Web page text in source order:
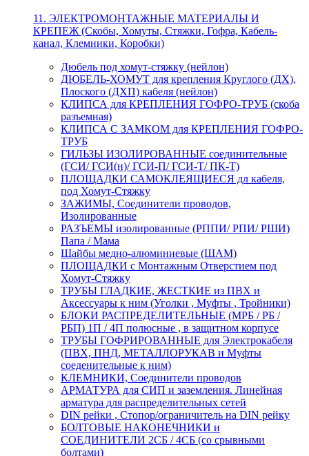
11. ЭЛЕКТРОМОНТАЖНЫЕ МАТЕРИАЛЫ И
КРЕПЕЖ (Скобы, Хомуты, Стяжки, Гофра, Кабель-
канал, Клемники, Коробки)
Дюбель под хомут-стяжку (нейлон)
ДЮБЕЛЬ-ХОМУТ для крепления Круглого (ДХ),
Плоского (ДХП) кабеля (нейлон)
КЛИПСА для КРЕПЛЕНИЯ ГОФРО-ТРУБ (скоба
разъемная)
КЛИПСА С ЗАМКОМ для КРЕПЛЕНИЯ ГОФРО-
ТРУБ
ГИЛЬЗЫ ИЗОЛИРОВАННЫЕ соединительные
(ГСИ/ ГСИ(н)/ ГСИ-П/ ГСИ-Т/ ПК-Т)
ПЛОЩАДКИ САМОКЛЕЯЩИЕСЯ дл кабеля,
под Хомут-Стяжку
ЗАЖИМЫ, Соединители проводов,
Изолированные
РАЗЪЕМЫ изолированные (РППИ/ РПИ/ РШИ)
Папа / Мама
Шайбы медно-алюминиевые (ШАМ)
ПЛОЩАДКИ с Монтажным Отверстием под
Хомут-Стяжку
ТРУБЫ ГЛАДКИЕ, ЖЕСТКИЕ из ПВХ и
Аксессуары к ним (Уголки , Муфты , Тройники)
БЛОКИ РАСПРЕДЕЛИТЕЛЬНЫЕ (МРБ / РБ /
РБП) 1П / 4П полюсные , в защитном корпусе
ТРУБЫ ГОФРИРОВАННЫЕ для Электрокабеля
(ПВХ, ПНД, МЕТАЛЛОРУКАВ и Муфты
соеденительные к ним)
КЛЕМНИКИ, Соединители проводов
АРМАТУРА для СИП и заземления. Линейная
арматура для распределительных сетей
DIN рейки , Стопор/ограничитель на DIN рейку
БОЛТОВЫЕ НАКОНЕЧНИКИ и
СОЕДИНИТЕЛИ 2СБ / 4СБ (со срывными
болтами)